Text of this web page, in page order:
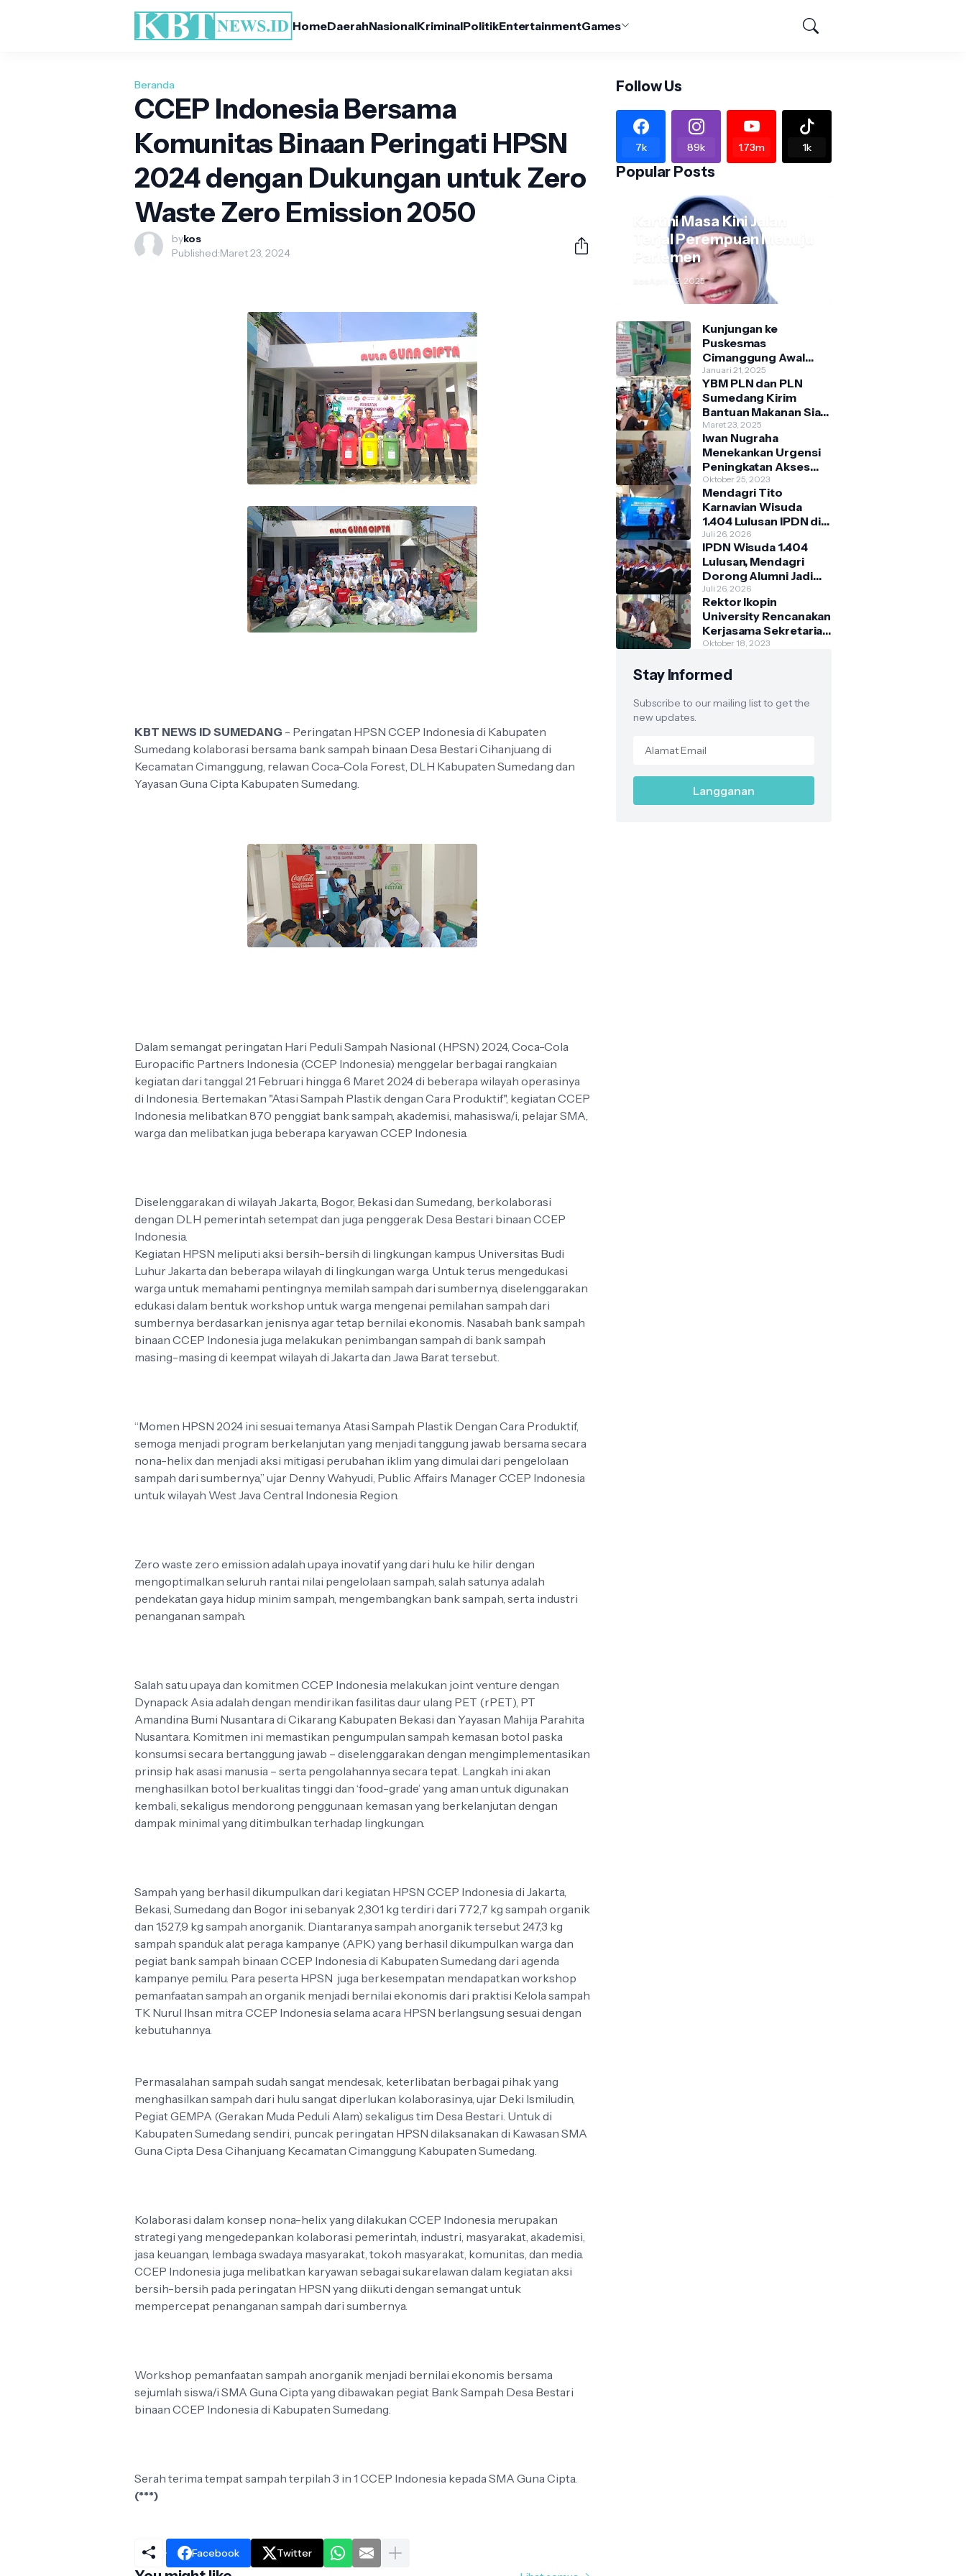
HomeDaerahNasionalKriminalPolitikEntertainmentGames
Beranda
CCEP Indonesia Bersama
Komunitas Binaan Peringati HPSN
2024 dengan Dukungan untuk Zero
Waste Zero Emission 2050
bykos
Published:Maret 23, 2024
KBT NEWS ID SUMEDANG - Peringatan HPSN CCEP Indonesia di Kabupaten
Sumedang kolaborasi bersama bank sampah binaan Desa Bestari Cihanjuang di
Kecamatan Cimanggung, relawan Coca-Cola Forest, DLH Kabupaten Sumedang dan
Yayasan Guna Cipta Kabupaten Sumedang.
Dalam semangat peringatan Hari Peduli Sampah Nasional (HPSN) 2024, Coca-Cola
Europacific Partners Indonesia (CCEP Indonesia) menggelar berbagai rangkaian
kegiatan dari tanggal 21 Februari hingga 6 Maret 2024 di beberapa wilayah operasinya
di Indonesia. Bertemakan "Atasi Sampah Plastik dengan Cara Produktif", kegiatan CCEP
Indonesia melibatkan 870 penggiat bank sampah, akademisi, mahasiswa/i, pelajar SMA,
warga dan melibatkan juga beberapa karyawan CCEP Indonesia.
Diselenggarakan di wilayah Jakarta, Bogor, Bekasi dan Sumedang, berkolaborasi
dengan DLH pemerintah setempat dan juga penggerak Desa Bestari binaan CCEP
Indonesia.
Kegiatan HPSN meliputi aksi bersih-bersih di lingkungan kampus Universitas Budi
Luhur Jakarta dan beberapa wilayah di lingkungan warga. Untuk terus mengedukasi
warga untuk memahami pentingnya memilah sampah dari sumbernya, diselenggarakan
edukasi dalam bentuk workshop untuk warga mengenai pemilahan sampah dari
sumbernya berdasarkan jenisnya agar tetap bernilai ekonomis. Nasabah bank sampah
binaan CCEP Indonesia juga melakukan penimbangan sampah di bank sampah
masing-masing di keempat wilayah di Jakarta dan Jawa Barat tersebut.
“Momen HPSN 2024 ini sesuai temanya Atasi Sampah Plastik Dengan Cara Produktif,
semoga menjadi program berkelanjutan yang menjadi tanggung jawab bersama secara
nona-helix dan menjadi aksi mitigasi perubahan iklim yang dimulai dari pengelolaan
sampah dari sumbernya,” ujar Denny Wahyudi, Public Affairs Manager CCEP Indonesia
untuk wilayah West Java Central Indonesia Region.
Zero waste zero emission adalah upaya inovatif yang dari hulu ke hilir dengan
mengoptimalkan seluruh rantai nilai pengelolaan sampah, salah satunya adalah
pendekatan gaya hidup minim sampah, mengembangkan bank sampah, serta industri
penanganan sampah.
Salah satu upaya dan komitmen CCEP Indonesia melakukan joint venture dengan
Dynapack Asia adalah dengan mendirikan fasilitas daur ulang PET (rPET), PT
Amandina Bumi Nusantara di Cikarang Kabupaten Bekasi dan Yayasan Mahija Parahita
Nusantara. Komitmen ini memastikan pengumpulan sampah kemasan botol paska
konsumsi secara bertanggung jawab – diselenggarakan dengan mengimplementasikan
prinsip hak asasi manusia – serta pengolahannya secara tepat. Langkah ini akan
menghasilkan botol berkualitas tinggi dan ‘food-grade’ yang aman untuk digunakan
kembali, sekaligus mendorong penggunaan kemasan yang berkelanjutan dengan
dampak minimal yang ditimbulkan terhadap lingkungan.
Sampah yang berhasil dikumpulkan dari kegiatan HPSN CCEP Indonesia di Jakarta,
Bekasi, Sumedang dan Bogor ini sebanyak 2,301 kg terdiri dari 772,7 kg sampah organik
dan 1,527,9 kg sampah anorganik. Diantaranya sampah anorganik tersebut 247,3 kg
sampah spanduk alat peraga kampanye (APK) yang berhasil dikumpulkan warga dan
pegiat bank sampah binaan CCEP Indonesia di Kabupaten Sumedang dari agenda
kampanye pemilu. Para peserta HPSN juga berkesempatan mendapatkan workshop
pemanfaatan sampah an organik menjadi bernilai ekonomis dari praktisi Kelola sampah
TK Nurul Ihsan mitra CCEP Indonesia selama acara HPSN berlangsung sesuai dengan
kebutuhannya.
Permasalahan sampah sudah sangat mendesak, keterlibatan berbagai pihak yang
menghasilkan sampah dari hulu sangat diperlukan kolaborasinya, ujar Deki Ismiludin,
Pegiat GEMPA (Gerakan Muda Peduli Alam) sekaligus tim Desa Bestari. Untuk di
Kabupaten Sumedang sendiri, puncak peringatan HPSN dilaksanakan di Kawasan SMA
Guna Cipta Desa Cihanjuang Kecamatan Cimanggung Kabupaten Sumedang.
Kolaborasi dalam konsep nona-helix yang dilakukan CCEP Indonesia merupakan
strategi yang mengedepankan kolaborasi pemerintah, industri, masyarakat, akademisi,
jasa keuangan, lembaga swadaya masyarakat, tokoh masyarakat, komunitas, dan media.
CCEP Indonesia juga melibatkan karyawan sebagai sukarelawan dalam kegiatan aksi
bersih-bersih pada peringatan HPSN yang diikuti dengan semangat untuk
mempercepat penanganan sampah dari sumbernya.
Workshop pemanfaatan sampah anorganik menjadi bernilai ekonomis bersama
sejumlah siswa/i SMA Guna Cipta yang dibawakan pegiat Bank Sampah Desa Bestari
binaan CCEP Indonesia di Kabupaten Sumedang.
Serah terima tempat sampah terpilah 3 in 1 CCEP Indonesia kepada SMA Guna Cipta.
(***)
Facebook Twitter
Follow Us
7k 89k 1.73m 1k
Popular Posts
Kartini Masa Kini Jalan
Terjal Perempuan Menuju
Parlemen
April 22, 2025
Kunjungan ke
Puskesmas
Cimanggung Awal
2025 Didominasi
Penyakit Musiman
Januari 21, 2025
YBM PLN dan PLN
Sumedang Kirim
Bantuan Makanan Siap
Saji Bagi Warga
Terdampak Banjir
Kecamatan
Cimanggung
Maret 23, 2025
Iwan Nugraha
Menekankan Urgensi
Peningkatan Akses
Pasar
Parakanmuncang
dalam Penanganan
Stunting
Oktober 25, 2023
Mendagri Tito
Karnavian Wisuda
1.404 Lulusan IPDN di
Jatinangor, Siap
Mengabdi ke Berbagai
Daerah
Juli 26, 2026
IPDN Wisuda 1.404
Lulusan, Mendagri
Dorong Alumni Jadi
Penggerak Birokrasi
Berbasis Pengetahuan
Juli 26, 2026
Rektor Ikopin
University Rencanakan
Kerjasama Sekretariat
Bersama Koperasi
Oktober 18, 2023
Stay Informed
Subscribe to our mailing list to get the
new updates.